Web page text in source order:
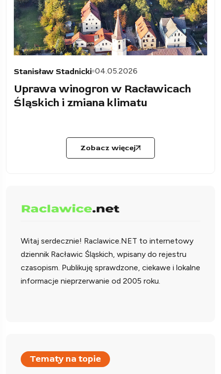
Stanisław Stadnicki 04.05.2026
Uprawa winogron w Racławicach
Śląskich i zmiana klimatu
Zobacz więcej
Witaj serdecznie! Raclawice.NET to internetowy
dziennik Racławic Śląskich, wpisany do rejestru
czasopism. Publikuję sprawdzone, ciekawe i lokalne
informacje nieprzerwanie od 2005 roku.
Tematy na topie